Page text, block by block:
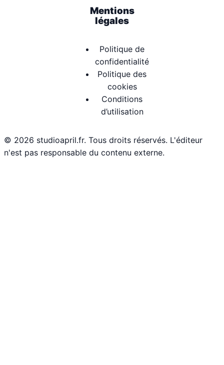
Mentions
légales
Politique de
confidentialité
Politique des
cookies
Conditions
d’utilisation
© 2026 studioapril.fr. Tous droits réservés. L'éditeur
n'est pas responsable du contenu externe.